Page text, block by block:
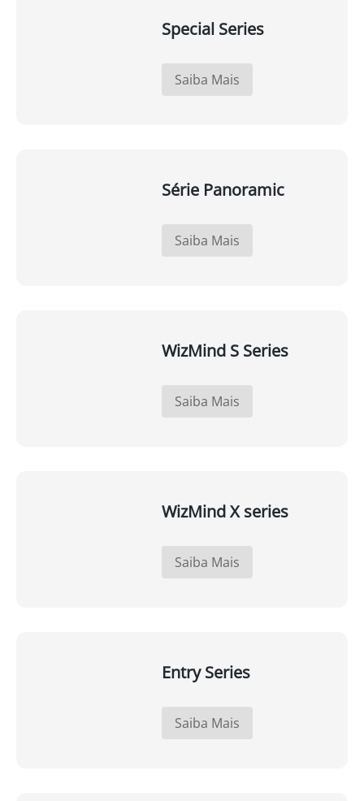
Special Series
Saiba Mais
Série Panoramic
Saiba Mais
WizMind S Series
Saiba Mais
WizMind X series
Saiba Mais
Entry Series
Saiba Mais